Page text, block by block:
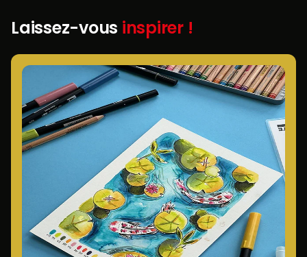
Laissez-vous inspirer !